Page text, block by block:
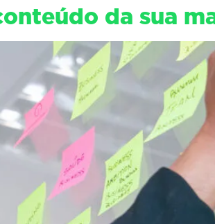
da sua